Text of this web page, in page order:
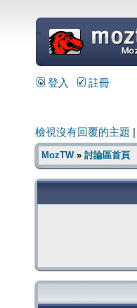
=
登入 註冊
檢視沒有回覆的主題
MozTW» 討論區首頁